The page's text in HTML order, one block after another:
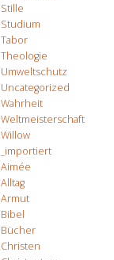
Stille
Studium
Tabor
Theologie
Umweltschutz
Uncategorized
Wahrheit
Weltmeisterschaft
Willow
_importiert
Aimée
Alltag
Armut
Bibel
Bücher
Christen